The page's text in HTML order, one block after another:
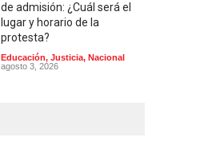
de admisión: ¿Cuál será el
lugar y horario de la
protesta?
Educación, Justicia, Nacional
agosto 3, 2026